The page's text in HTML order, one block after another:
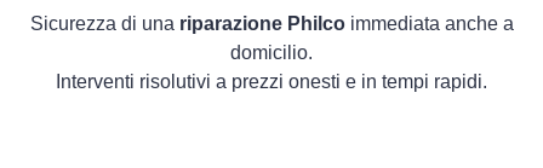
Sicurezza di una riparazione Philcoimmediata anche a
domicilio.
Interventi risolutivi a prezzi onesti e in tempi rapidi.